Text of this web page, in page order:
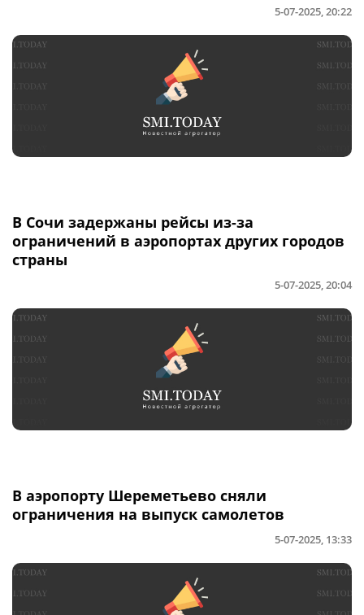
5-07-2025, 20:22
В Сочи задержаны рейсы из-за
ограничений в аэропортах других городов
страны
5-07-2025, 20:04
В аэропорту Шереметьево сняли
ограничения на выпуск самолетов
5-07-2025, 13:33